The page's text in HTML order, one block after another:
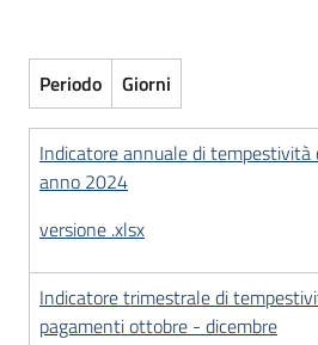
Leggi
Atti
Bandi
Periodo Giorni
Indicatore annuale di tempestività
anno 2024
versione .xlsx
Indicatore trimestrale di
pagamenti ottobre - dicembre